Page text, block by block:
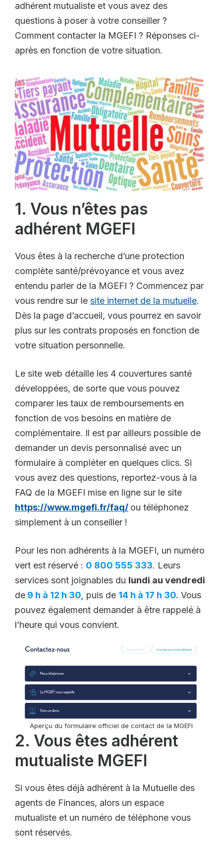
adhérent mutualiste et vous avez des
questions à poser à votre conseiller ?
Comment contacter la MGEFI ? Réponses ci-
après en fonction de votre situation.
1. Vous n’êtes pas
adhérent MGEFI
Vous êtes à la recherche d’une protection
complète santé/prévoyance et vous avez
entendu parler de la MGEFI ? Commencez par
vous rendre sur le site internet de la mutuelle.
Dès la page d’accueil, vous pourrez en savoir
plus sur les contrats proposés en fonction de
votre situation personnelle.
Le site web détaille les 4 couvertures santé
développées, de sorte que vous pouvez
comparer les taux de remboursements en
fonction de vos besoins en matière de
complémentaire. Il est par ailleurs possible de
demander un devis personnalisé avec un
formulaire à compléter en quelques clics. Si
vous avez des questions, reportez-vous à la
FAQ de la MGEFI mise en ligne sur le site
https://www.mgefi.fr/faq/ ou téléphonez
simplement à un conseiller !
Pour les non adhérents à la MGEFI, un numéro
vert est réservé : 0 800 555 333. Leurs
services sont joignables du lundi au vendredi
de 9 h à 12 h 30, puis de 14 h à 17 h 30. Vous
pouvez également demander à être rappelé à
l’heure qui vous convient.
Aperçu du formulaire officiel de contact de la MGEFI
2. Vous êtes adhérent
mutualiste MGEFI
Si vous êtes déjà adhérent à la Mutuelle des
agents de Finances, alors un espace
mutualiste et un numéro de téléphone vous
sont réservés.